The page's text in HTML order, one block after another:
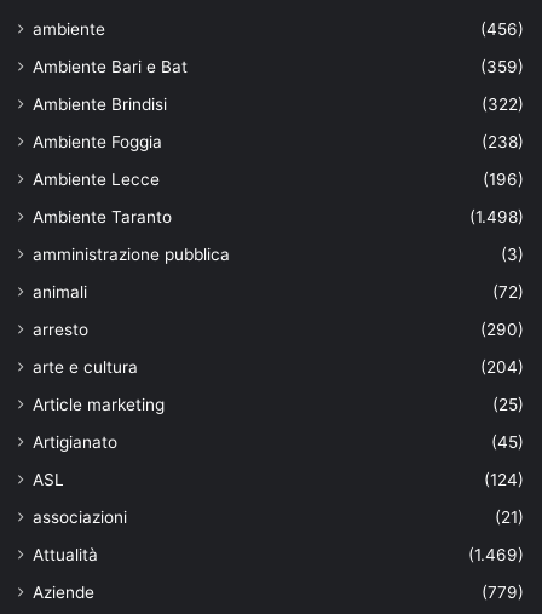
ambiente
(456)
Ambiente Bari e Bat
(359)
Ambiente Brindisi
(322)
Ambiente Foggia
(238)
Ambiente Lecce
(196)
Ambiente Taranto
(1.498)
amministrazione pubblica
(3)
animali
(72)
arresto
(290)
arte e cultura
(204)
Article marketing
(25)
Artigianato
(45)
ASL
(124)
associazioni
(21)
Attualità
(1.469)
Aziende
(779)